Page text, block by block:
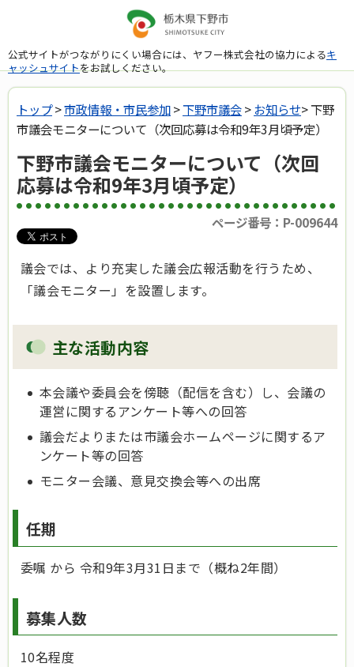
公式サイトがつながりにくい場合には、ヤフー株式会社の協力によるキ
ャッシュサイトをお試しください。
トップ>市政情報・市民参加>下野市議会>お知らせ> 下野
市議会モニターについて（次回応募は令和9年3月頃予定）
下野市議会モニターについて（次回
応募は令和9年3月頃予定）
ページ番号：P-009644
議会では、より充実した議会広報活動を行うため、
「議会モニター」を設置します。
主な活動内容
本会議や委員会を傍聴（配信を含む）し、会議の
運営に関するアンケート等への回答
議会だよりまたは市議会ホームページに関するア
ンケート等の回答
モニター会議、意見交換会等への出席
任期
委嘱 から 令和9年3月31日まで（概ね2年間）
募集人数
10名程度